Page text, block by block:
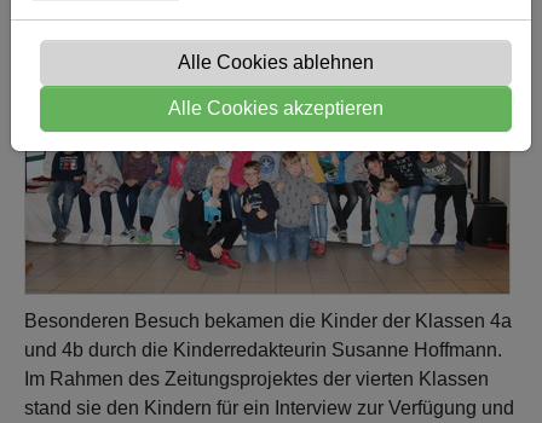
Besonderen Besuch bekamen die Kinder der Klassen 4a
und 4b durch die Kinderredakteurin Susanne Hoffmann.
Im Rahmen des Zeitungsprojektes der vierten Klassen
stand sie den Kindern für ein Interview zur Verfügung und
Alle Cookies ablehnen
Alle Cookies akzeptieren